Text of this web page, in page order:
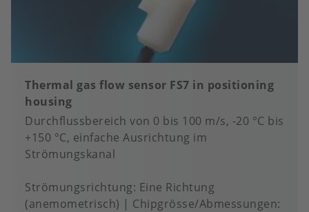
Thermal gas flow sensor FS7 in positioning
housing
Durchflussbereich von 0 bis 100 m/s, -20 °C bis
+150 °C, einfache Ausrichtung im
Strömungskanal
Strömungsrichtung Eine Richtung
(anemometrisch)
Chipgrösse/Abmessungen